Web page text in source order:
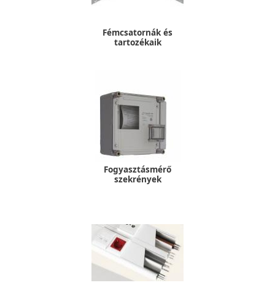
Fémcsatornák és
tartozékaik
Fogyasztásmérő
szekrények